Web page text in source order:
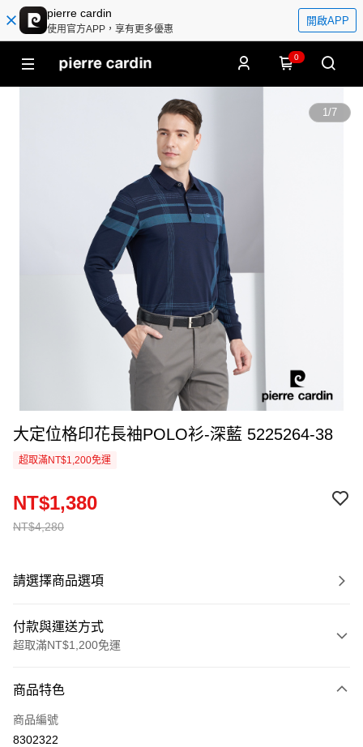
pierre cardin
使用官方APP，享有更多優惠
開啟APP
0
1/7
大定位格印花長袖POLO衫-深藍 5225264-38
超取滿NT$1,200免運
NT$4,280
NT$1,380
請選擇商品選項
付款與運送方式
超取滿NT$1,200免運
信用卡一次付款
超商取貨付款
商品特色
商品編號
8302322